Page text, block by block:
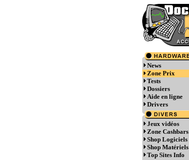
News
Zone Prix
Tests
Dossiers
Aide en ligne
Drivers
Jeux vidéos
Zone Cashbars
Shop Logiciels
Shop Matériels
Top Sites Info